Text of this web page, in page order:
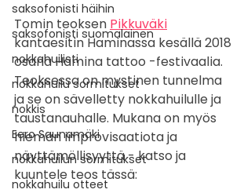
saksofonisti häihin
saksofonisti suomalainen
nokkahuilisti
nokkahuilu sormitukset
nokkis
Eero Saunamäki
nokkahuilun sormitukset
nokkahuilu otteet
Tomin teoksen Pikkuväki
kantaesitin Haminassa kesällä 2018
osana Hamina tattoo -festivaalia.
Teoksessa on mystinen tunnelma
ja se on sävelletty nokkahuilulle ja
taustanauhalle. Mukana on myös
hieman improvisaatiota ja
näyttämöllisyyttä - katso ja
kuuntele teos tässä: